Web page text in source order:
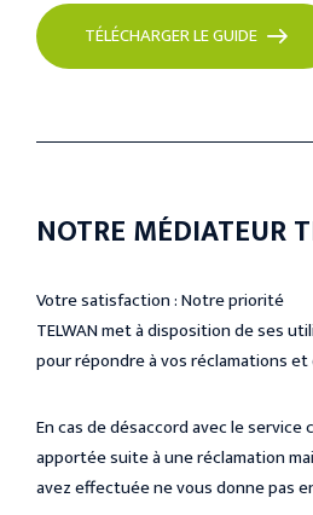
TÉLÉCHARGER LE GUIDE
NOTRE MÉDIATEUR
Votre satisfaction : Notre priorité
TELWAN met à disposition de ses
pour répondre à vos réclamations
En cas de désaccord avec le
apportée suite à une réclamation
avez effectuée ne vous donne pas